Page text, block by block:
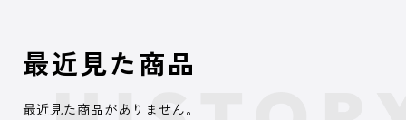
最近見た商品
最近見た商品がありません。